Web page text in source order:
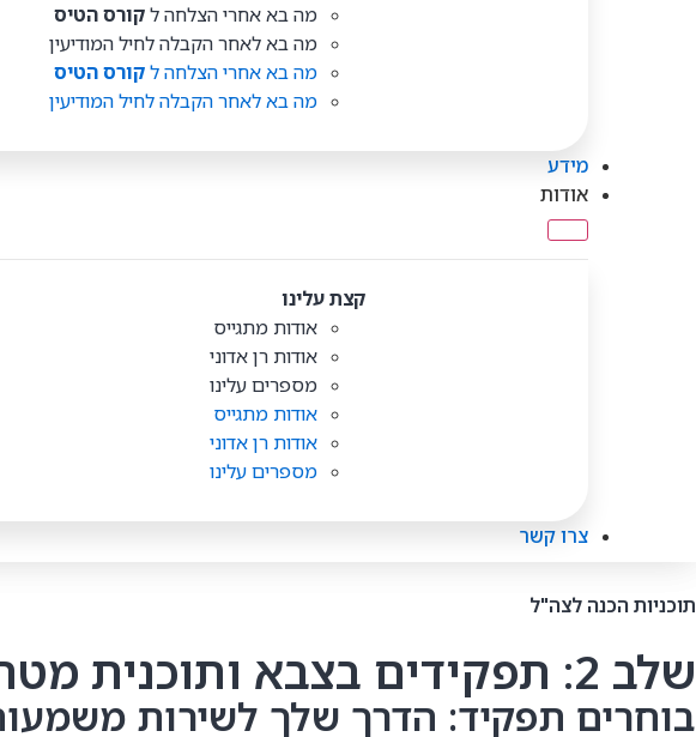
מה בא אחרי הצלחה לקורס הטיס
מה בא לאחר הקבלה לחיל המודיעין
מה בא אחרי הצלחה לקורס הטיס
מה בא לאחר הקבלה לחיל המודיעין
מידע
אודות
קצת עלינו
אודות מתגייס
אודות רן אדוני
מספרים עלינו
אודות מתגייס
אודות רן אדוני
מספרים עלינו
צרו קשר
תוכניות הכנה לצה"ל
שלב 2: תפקידים בצבא ותוכנית מטרות חכמה
בוחרים תפקיד: הדרך שלך לשירות